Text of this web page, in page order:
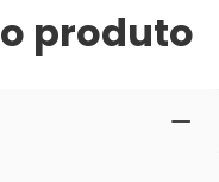
produto